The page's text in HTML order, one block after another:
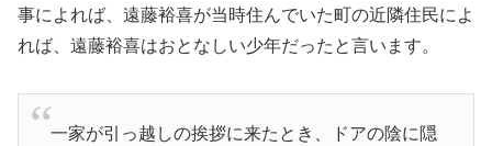
事によれば、遠藤裕喜が当時住んでいた町の近隣住民によ
れば、遠藤裕喜はおとなしい少年だったと言います。
一家が引っ越しの挨拶に来たとき、ドアの陰に隠